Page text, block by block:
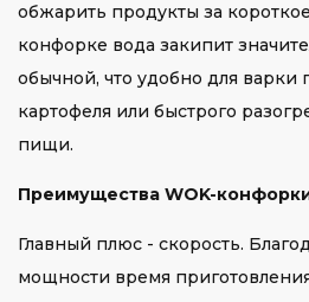
обжарить продукты за
конфорке вода закипит
обычной, что удобно для варки
картофеля или быстрого
пищи.
Преимущества WOK-
Главный плюс - скорость.
мощности время